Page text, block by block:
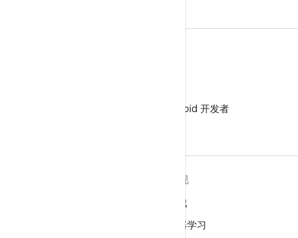
在微信中关注 Android 开发者
发现
游戏
机器学习